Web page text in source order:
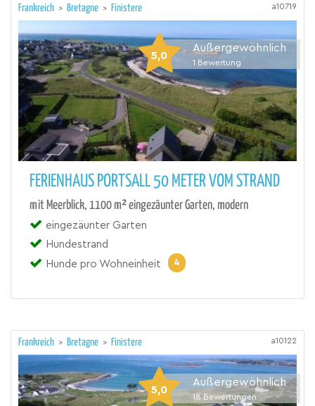
Frankreich > Bretagne > Finistere a10719
5,0
Außergewöhnlich
1 Bewertung
FERIENHAUS PORTSALL 50 METER VOM STRAND
mit Meerblick, 1100 m² eingezäunter Garten, modern
eingezäunter Garten
Hundestrand
Hunde pro Wohneinheit
4
Frankreich > Bretagne > Finistere a10122
5,0
Außergewöhnlich
18 Bewertungen